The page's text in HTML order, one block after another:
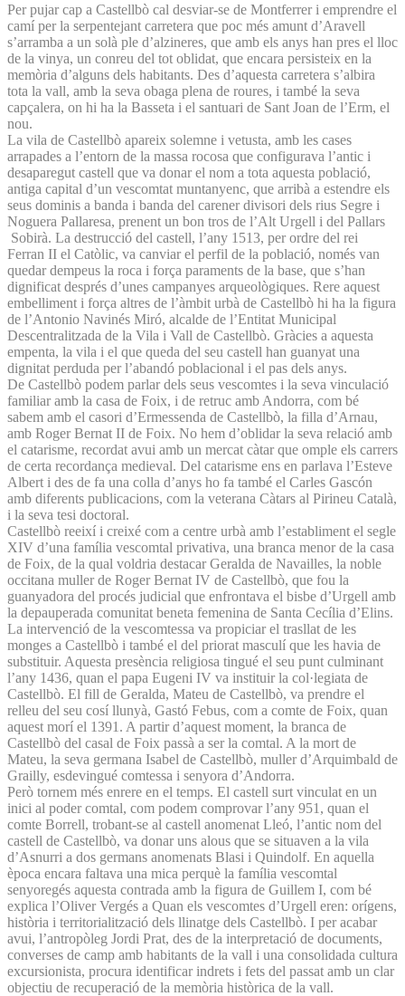
Per pujar cap a Castellbò cal desviar-se de Montferrer i emprendre el
camí per la serpentejant carretera que poc més amunt d’Aravell
s’arramba a un solà ple d’alzineres, que amb els anys han pres el lloc
de la vinya, un conreu del tot oblidat, que encara persisteix en la
memòria d’alguns dels habitants. Des d’aquesta carretera s’albira
tota la vall, amb la seva obaga plena de roures, i també la seva
capçalera, on hi ha la Basseta i el santuari de Sant Joan de l’Erm, el
nou.
La vila de Castellbò apareix solemne i vetusta, amb les cases
arrapades a l’entorn de la massa rocosa que configurava l’antic i
desaparegut castell que va donar el nom a tota aquesta població,
antiga capital d’un vescomtat muntanyenc, que arribà a estendre els
seus dominis a banda i banda del carener divisori dels rius Segre i
Noguera Pallaresa, prenent un bon tros de l’Alt Urgell i del Pallars
Sobirà. La destrucció del castell, l’any 1513, per ordre del rei
Ferran II el Catòlic, va canviar el perfil de la població, només van
quedar dempeus la roca i força paraments de la base, que s’han
dignificat després d’unes campanyes arqueològiques. Rere aquest
embelliment i força altres de l’àmbit urbà de Castellbò hi ha la figura
de l’Antonio Navinés Miró, alcalde de l’Entitat Municipal
Descentralitzada de la Vila i Vall de Castellbò. Gràcies a aquesta
empenta, la vila i el que queda del seu castell han guanyat una
dignitat perduda per l’abandó poblacional i el pas dels anys.
De Castellbò podem parlar dels seus vescomtes i la seva vinculació
familiar amb la casa de Foix, i de retruc amb Andorra, com bé
sabem amb el casori d’Ermessenda de Castellbò, la filla d’Arnau,
amb Roger Bernat II de Foix. No hem d’oblidar la seva relació amb
el catarisme, recordat avui amb un mercat càtar que omple els carrers
de certa recordança medieval. Del catarisme ens en parlava l’Esteve
Albert i des de fa una colla d’anys ho fa també el Carles Gascón
amb diferents publicacions, com la veterana Càtars al Pirineu Català,
i la seva tesi doctoral.
Castellbò reeixí i creixé com a centre urbà amb l’establiment el segle
XIV d’una família vescomtal privativa, una branca menor de la casa
de Foix, de la qual voldria destacar Geralda de Navailles, la noble
occitana muller de Roger Bernat IV de Castellbò, que fou la
guanyadora del procés judicial que enfrontava el bisbe d’Urgell amb
la depauperada comunitat beneta femenina de Santa Cecília d’Elins.
La intervenció de la vescomtessa va propiciar el trasllat de les
monges a Castellbò i també el del priorat masculí que les havia de
substituir. Aquesta presència religiosa tingué el seu punt culminant
l’any 1436, quan el papa Eugeni IV va instituir la col·legiata de
Castellbò. El fill de Geralda, Mateu de Castellbò, va prendre el
relleu del seu cosí llunyà, Gastó Febus, com a comte de Foix, quan
aquest morí el 1391. A partir d’aquest moment, la branca de
Castellbò del casal de Foix passà a ser la comtal. A la mort de
Mateu, la seva germana Isabel de Castellbò, muller d’Arquimbald de
Grailly, esdevingué comtessa i senyora d’Andorra.
Però tornem més enrere en el temps. El castell surt vinculat en un
inici al poder comtal, com podem comprovar l’any 951, quan el
comte Borrell, trobant-se al castell anomenat Lleó, l’antic nom del
castell de Castellbò, va donar uns alous que se situaven a la vila
d’Asnurri a dos germans anomenats Blasi i Quindolf. En aquella
època encara faltava una mica perquè la família vescomtal
senyoregés aquesta contrada amb la figura de Guillem I, com bé
explica l’Oliver Vergés a Quan els vescomtes d’Urgell eren: orígens,
història i territorialització dels llinatge dels Castellbò. I per acabar
avui, l’antropòleg Jordi Prat, des de la interpretació de documents,
converses de camp amb habitants de la vall i una consolidada cultura
excursionista, procura identificar indrets i fets del passat amb un clar
objectiu de recuperació de la memòria històrica de la vall.